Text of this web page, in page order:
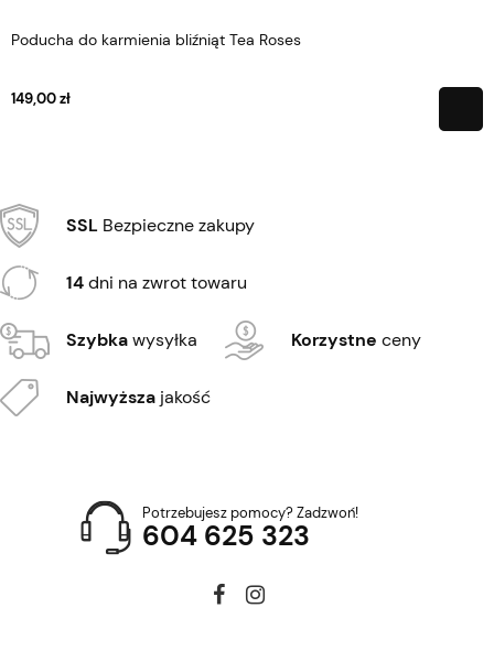
Poducha do karmienia bliźniąt Tea Roses
149,00 zł
SSL Bezpieczne zakupy
14dni na zwrot towaru
Szybkawysyłka Korzystne ceny
Najwyższa jakość
Potrzebujesz pomocy? Zadzwoń!
604 625 323